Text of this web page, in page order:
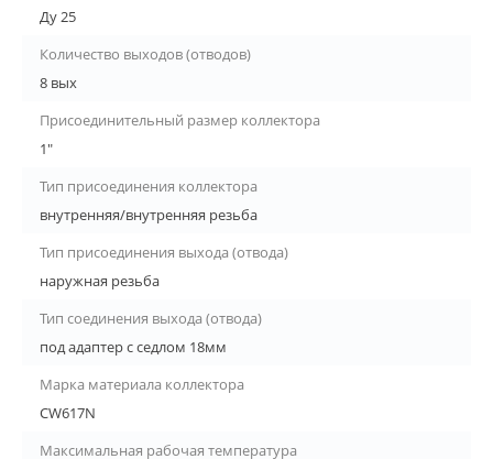
Ду 25
Количество выходов (отводов)
8 вых
Присоединительный размер коллектора
1"
Тип присоединения коллектора
внутренняя/внутренняя резьба
Тип присоединения выхода (отвода)
наружная резьба
Тип соединения выхода (отвода)
под адаптер с седлом 18мм
Марка материала коллектора
CW617N
Максимальная рабочая температура